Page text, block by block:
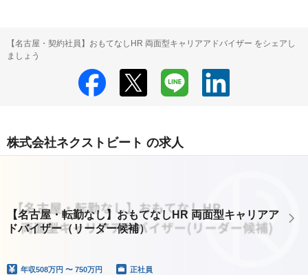
【名古屋・契約社員】おもてなしHR 両面型キャリアアドバイザー をシェアし
ましょう
株式会社ネクストビート の求人
【名古屋・転勤なし】おもてなしHR 両面型キャリアア
ドバイザー（リーダー候補）
年収508万円 〜 750万円 正社員